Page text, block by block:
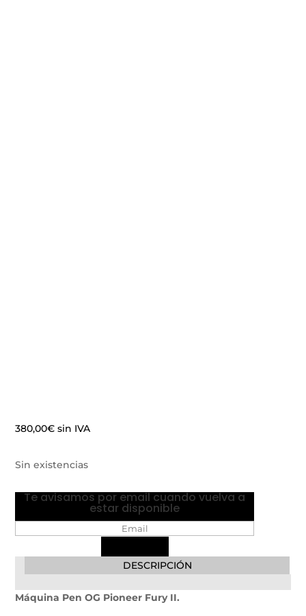
380,00€ sin IVA
Sin existencias
Te avisamos por email cuando vuelva a
estar disponible
DESCRIPCIÓN
Máquina Pen OG Pioneer Fury II.